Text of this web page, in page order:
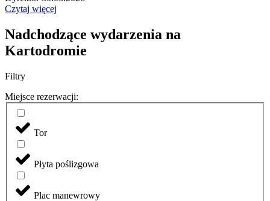
Czytaj więcej
Nadchodzące wydarzenia na
Kartodromie
Filtry
Miejsce rezerwacji:
Tor
Płyta poślizgowa
Plac manewrowy